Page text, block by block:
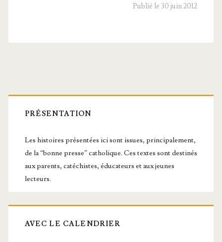
Publié le 30 juin 2012
Barre
latérale
principale
PRÉSENTATION
Les histoires présentées ici sont issues, principalement,
de la “bonne presse” catholique. Ces textes sont destinés
aux parents, catéchistes, éducateurs et aux jeunes
lecteurs.
AVEC LE CALENDRIER